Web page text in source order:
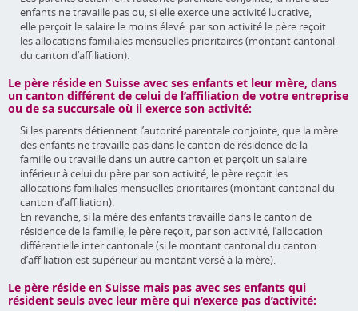
enfants ne travaille pas ou, si elle exerce une activité lucrative,
elle perçoit le salaire le moins élevé: par son activité le père reçoit
les allocations familiales mensuelles prioritaires (montant cantonal
du canton d’affiliation).
Le père réside en Suisse avec ses enfants et leur mère, dans
un canton différent de celui de l’affiliation de votre entreprise
ou de sa succursale où il exerce son activité:
Si les parents détiennent l’autorité parentale conjointe, que la mère
des enfants ne travaille pas dans le canton de résidence de la
famille ou travaille dans un autre canton et perçoit un salaire
inférieur à celui du père par son activité, le père reçoit les
allocations familiales mensuelles prioritaires (montant cantonal du
canton d’affiliation).
En revanche, si la mère des enfants travaille dans le canton de
résidence de la famille, le père reçoit, par son activité, l’allocation
différentielle inter cantonale (si le montant cantonal du canton
d’affiliation est supérieur au montant versé à la mère).
Le père réside en Suisse mais pas avec ses enfants qui
résident seuls avec leur mère qui n’exerce pas d’activité: